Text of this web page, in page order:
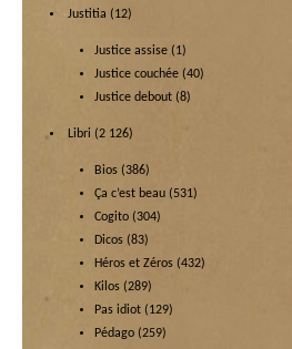
Justitia (12)
Justice assise (1)
Justice couchée (40)
Justice debout (8)
Libri (2 126)
Bios (386)
Ça c’est beau (531)
Cogito (304)
Dicos (83)
Héros et Zéros (432)
Kilos (289)
Pas idiot (129)
Pédago (259)